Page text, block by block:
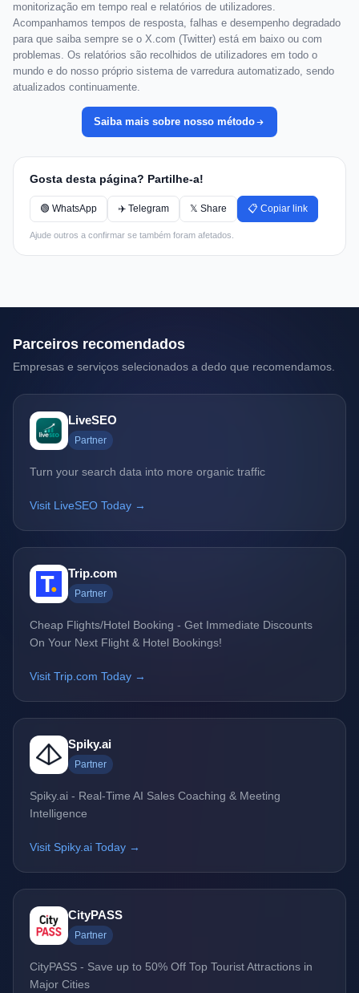
monitorização em tempo real e relatórios de utilizadores.
Acompanhamos tempos de resposta, falhas e desempenho degradado
para que saiba sempre se o X.com (Twitter) está em baixo ou com
problemas. Os relatórios são recolhidos de utilizadores em todo o
mundo e do nosso próprio sistema de varredura automatizado, sendo
atualizados continuamente.
Saiba mais sobre nosso método
Gosta desta página? Partilhe-a!
🟢 WhatsApp ✈️ Telegram 𝕏 Share 📋 Copiar link
Ajude outros a confirmar se também foram afetados.
Parceiros recomendados
Empresas e serviços selecionados a dedo que recomendamos.
LiveSEO
Partner
Turn your search data into more organic traffic
Visit LiveSEO Today →
Trip.com
Partner
Cheap Flights/Hotel Booking - Get Immediate Discounts
On Your Next Flight & Hotel Bookings!
Visit Trip.com Today →
Spiky.ai
Partner
Spiky.ai - Real-Time AI Sales Coaching & Meeting
Intelligence
Visit Spiky.ai Today →
CityPASS
Partner
CityPASS - Save up to 50% Off Top Tourist Attractions in
Major Cities